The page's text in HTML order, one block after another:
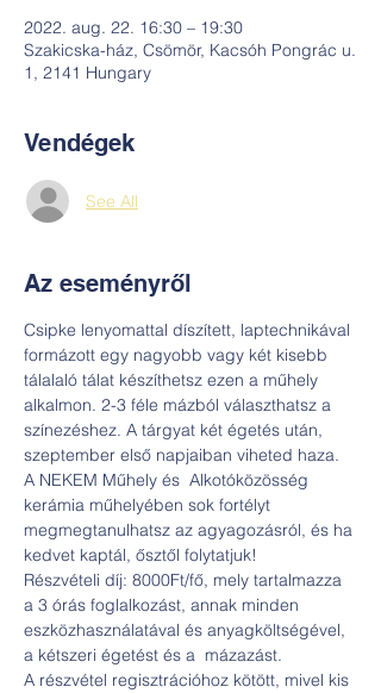
2022. aug. 22. 16:30 – 19:30
Szakicska-ház, Csömör, Kacsóh Pongrác u.
1, 2141 Hungary
Vendégek
See All
Az eseményről
Csipke lenyomattal díszített, laptechnikával
formázott egy nagyobb vagy két kisebb
tálalaló tálat készíthetsz ezen a műhely
alkalmon. 2-3 féle mázból választhatsz a
színezéshez. A tárgyat két égetés után,
szeptember első napjaiban viheted haza.
A NEKEM Műhely és  Alkotóközösség
kerámia műhelyében sok fortélyt
megmegtanulhatsz az agyagozásról, és ha
kedvet kaptál, ősztől folytatjuk!
Részvételi díj: 8000Ft/fő, mely tartalmazza
a 3 órás foglalkozást, annak minden
eszközhasználatával és anyagköltségével,
a kétszeri égetést és a  mázazást.
A részvétel regisztrációhoz kötött, mivel kis